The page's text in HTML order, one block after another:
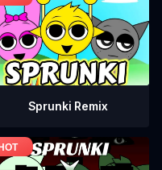
Sprunki Remix